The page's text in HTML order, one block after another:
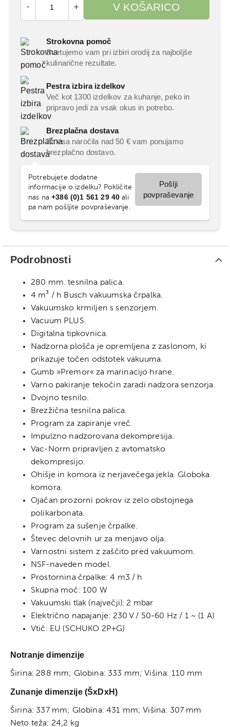
+
- V KOŠARICO
Strokovna pomoč
Svetujemo vam pri izbiri orodij za najboljše
kulinarične rezultate.
Pestra izbira izdelkov
Več kot 1300 izdelkov za kuhanje, peko in
pripravo jedi za vsak okus in potrebo.
Brezplačna dostava
Za vsa naročila nad 50 € vam ponujamo
brezplačno dostavo.
Potrebujete dodatne
informacije o izdelku? Pokličite
nas na+386 (0)1 561 29 40 ali
pa nam pošljite povpraševanje.
Pošlji
povpraševanje
Podrobnosti
280 mm. tesnilna palica.
4 m³ / h Busch vakuumska črpalka.
Vakuumsko krmiljen s senzorjem.
Vacuum PLUS.
Digitalna tipkovnica.
Nadzorna plošča je opremljena z zaslonom, ki
prikazuje točen odstotek vakuuma.
Gumb »Premor« za marinacijo hrane.
Varno pakiranje tekočin zaradi nadzora senzorja.
Dvojno tesnilo.
Brezžična tesnilna palica.
Program za zapiranje vreč.
Impulzno nadzorovana dekompresija.
Vac-Norm pripravljen z avtomatsko
dekompresijo.
Ohišje in komora iz nerjavečega jekla. Globoka
komora.
Ojačan prozorni pokrov iz zelo obstojnega
polikarbonata.
Program za sušenje črpalke.
Števec delovnih ur za menjavo olja.
Varnostni sistem z zaščito pred vakuumom.
NSF-naveden model.
Prostornina črpalke: 4 m3 / h
Skupna moč: 100 W
Vakuumski tlak (največji): 2 mbar
Električno napajanje: 230 V / 50-60 Hz / 1 ~ (1 A)
Vtič: EU (SCHUKO 2P+G)
Notranje dimenzije
Širina: 288 mm; Globina: 333 mm;Višina: 110 mm
Zunanje dimenzije (ŠxDxH)
Širina: 337 mm; Globina: 431 mm;Višina: 307 mm
Neto teža: 24,2 kg